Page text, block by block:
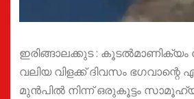
ഇരിങ്ങാലക്കുട : കൂടൽമാണിക്യം
വലിയ വിളക്ക് ദിവസം ഭഗവാന്റെ
മുൻപിൽ നിന്ന് ഒരുകൂട്ടം